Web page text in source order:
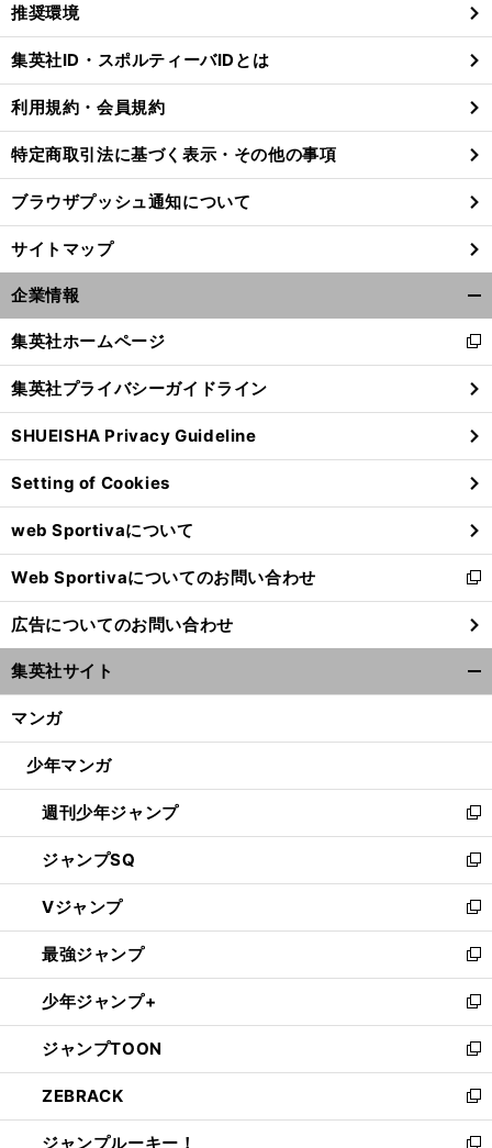
閉
る
推奨環境
集英社ID・スポルティーバIDとは
利用規約・会員規約
特定商取引法に基づく表示・その他の事項
ブラウザプッシュ通知について
サイトマップ
企業情報
閉
る
集英社ホームページ
新
し
い
ウ
ィ
ン
ド
ウ
で
開
く
集英社プライバシーガイドライン
SHUEISHA Privacy Guideline
Setting of Cookies
web Sportivaについて
Web Sportivaについてのお問い合わせ
新
し
い
ウ
ィ
ン
ウ
開
く
広告についてのお問い合わせ
集英社サイト
マンガ
少年マンガ
週刊少年ジャンプ
新
し
い
ウ
ィ
ン
ド
ウ
で
開
く
ジャンプSQ
新
し
い
ウ
ィ
ン
ド
ウ
で
開
く
Vジャンプ
新
し
い
ウ
ィ
ン
ド
ウ
で
開
く
最強ジャンプ
新
し
い
ウ
ィ
ン
ド
ウ
で
少年ジャンプ+
新
し
い
ウ
ィ
ン
ジャンプTOON
新
し
い
ウ
ZEBRACK
新
し
ジャンプルーキー！